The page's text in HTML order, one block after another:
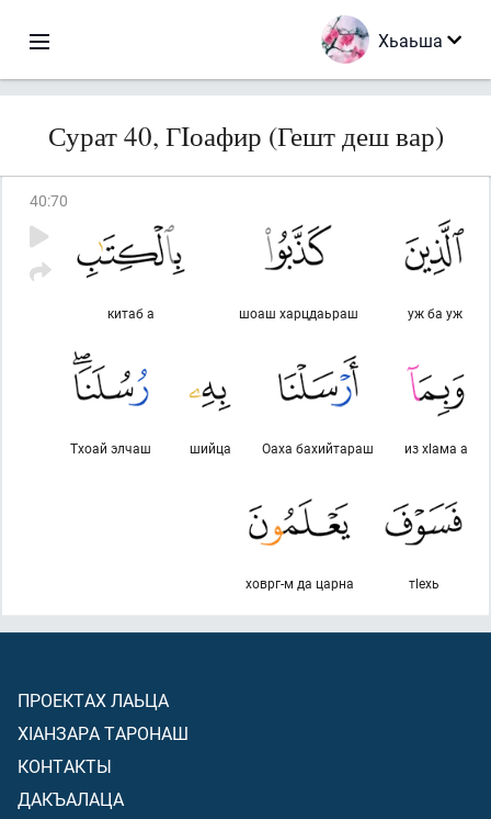
Хьаьша
Сурат 40, ГIоафир (Гешт деш вар)
40:70
уж ба уж
шоаш харцдаьраш
китаб а
из хlама а
Оаха бахийтараш
шийца
Тхоай элчаш
тlехь
ховрг-м да царна
ПРОЕКТАХ ЛАЬЦА
ХIАНЗАРА ТАРОНАШ
КОНТАКТЫ
ДАКЪАЛАЦА